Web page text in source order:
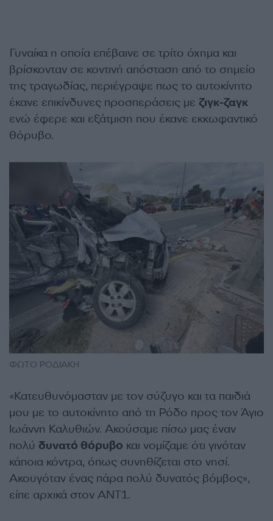
Γυναίκα η οποία επέβαινε σε τρίτο όχημα και
βρίσκονταν σε κοντινή απόσταση από το σημείο
της τραγωδίας, περιέγραψε πως το αυτοκίνητο
έκανε επικίνδυνες προσπεράσεις με ζιγκ-ζαγκ
ενώ έφερε και εξάτμιση που έκανε εκκωφαντικό
θόρυβο.
ΦΩΤΟ ΡΟΔΙΑΚΗ
«Κατευθυνόμασταν με τον σύζυγο και τα παιδιά
μου με το αυτοκίνητο από τη Ρόδο προς τον Άγιο
Ιωάννη Καλυθιών. Ακούσαμε πίσω μας έναν
πολύ δυνατό θόρυβο και νομίζαμε ότι γινόταν
κάποια κόντρα, όπως συνηθίζεται στο νησί.
Ακουγόταν ένας πάρα πολύ δυνατός βόμβος»,
είπε αρχικά στον ΑΝΤ1.